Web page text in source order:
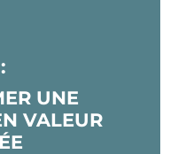
UNE
VALEUR